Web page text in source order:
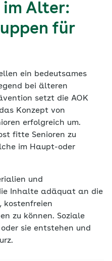
im Alter:
für
ein bedeutsames
bei älteren
setzt die AOK
Konzept von
erfolgreich um.
fitte Senioren zu
im Haupt-oder
und
Inhalte adäquat an die
kostenfreien
zu können. Soziale
sie entstehen und